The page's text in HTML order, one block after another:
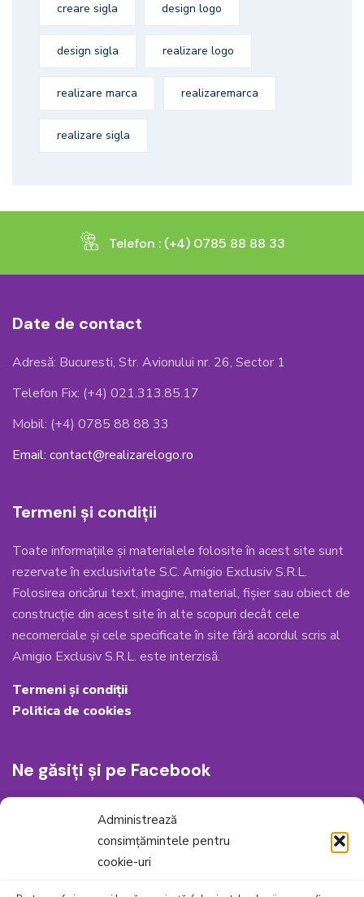
Administrează
consimțămintele pentru
cookie-uri
creare sigla design logo
design sigla realizare logo
realizare marca realizaremarca
realizare sigla
Telefon : (+4) 0785 88 88 33
Date de contact
Adresă: Bucuresti, Str. Avionului nr. 26, Sector 1
Telefon Fix: (+4) 021.313.85.17
Mobil: (+4) 0785 88 88 33
Email: contact@realizarelogo.ro
Termeni și condiții
Toate informațiile și materialele folosite în acest site sunt
rezervate în exclusivitate S.C. Amigio Exclusiv S.R.L.
Folosirea oricărui text, imagine, material, fișier sau obiect de
construcție din acest site în alte scopuri decât cele
necomerciale și cele specificate în site fără acordul scris al
Amigio Exclusiv S.R.L. este interzisă.
Termeni și condiții
Politica de cookies
Ne găsiți și pe Facebook